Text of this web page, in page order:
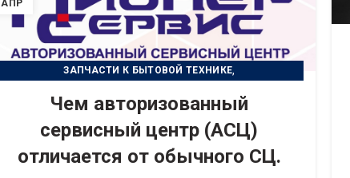
АПР
ЗАПЧАСТИ К БЫТОВОЙ ТЕХНИКЕ,
Чем авторизованный
сервисный центр (АСЦ)
отличается от обычного СЦ.